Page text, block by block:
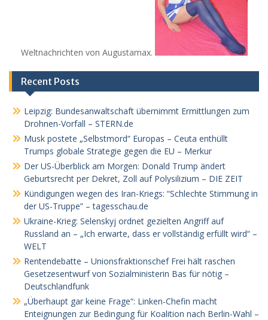
Weltnachrichten von Augustamax.
Recent Posts
Leipzig: Bundesanwaltschaft übernimmt Ermittlungen zum
Drohnen-Vorfall – STERN.de
Musk postete „Selbstmord“ Europas – Ceuta enthüllt
Trumps globale Strategie gegen die EU – Merkur
Der US-Überblick am Morgen: Donald Trump ändert
Geburtsrecht per Dekret, Zoll auf Polysilizium – DIE ZEIT
Kündigungen wegen des Iran-Kriegs: “Schlechte Stimmung in
der US-Truppe” – tagesschau.de
Ukraine-Krieg: Selenskyj ordnet gezielten Angriff auf
Russland an – „Ich erwarte, dass er vollständig erfüllt wird“ –
WELT
Rentendebatte – Unionsfraktionschef Frei hält raschen
Gesetzesentwurf von Sozialministerin Bas für nötig –
Deutschlandfunk
„Überhaupt gar keine Frage“: Linken-Chefin macht
Enteignungen zur Bedingung für Koalition nach Berlin-Wahl –